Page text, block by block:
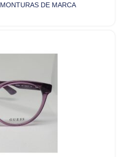
MONTURAS DE MARCA